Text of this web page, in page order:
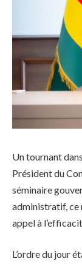
Un tournant
Président du
séminaire
administratif, ce
appel à
L’ordre du jour